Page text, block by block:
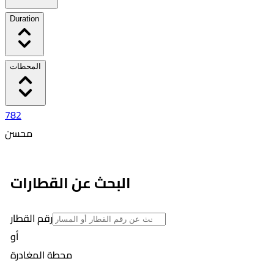
Duration
المحطات
782
محسن
00:08
البحث عن القطارات
رقم القطار
أو
محطة المغادرة